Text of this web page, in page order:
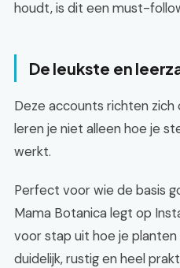
houdt, is dit een must-
De leukste en
Deze accounts richten zich
leren je niet alleen hoe je
werkt.
Perfect voor wie de basis
Mama Botanica legt op
voor stap uit hoe je
duidelijk, rustig en heel